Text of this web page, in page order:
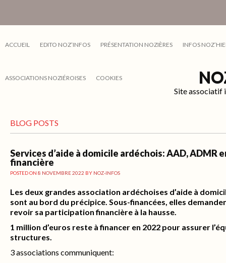
ACCUEIL EDITO NOZ’INFOS PRÉSENTATION NOZIÈRES INFOS
ASSOCIATIONS NOZIÉROISES COOKIES
Site associatif
BLOG POSTS
Services d’aide à domicile ardéchois: AAD,
financière
POSTED ON 8 NOVEMBRE 2022 BY NOZ-INFOS
Les deux grandes association ardéchoises d’aide à
sont au bord du précipice. Sous-financées, elles
revoir sa participation financière à la hausse.
1 million d’euros reste à financer en 2022 pour assurer
structures.
3 associations communiquent: